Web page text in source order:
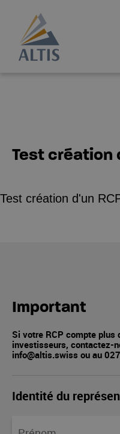
Test création
Test création d'un
Important
Si votre RCP compte
investisseurs, contactez-
info@altis.swiss ou au
Identité du